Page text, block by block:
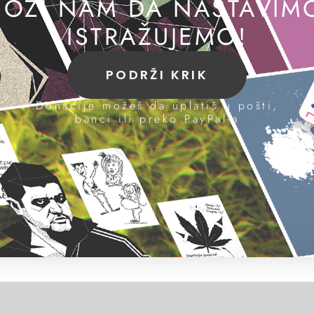
NAM DA
ISTRAŽUJEMO!
PODRŽI KRIK
Donacije možeš da uplatiš u pošti,
banci ili preko PayPal-a